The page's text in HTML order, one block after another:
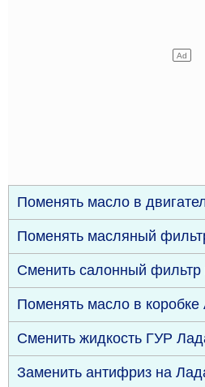
Поменять масло в
Поменять масляный
Сменить салонный
Поменять масло в
Сменить жидкость ГУР
Заменить антифриз на